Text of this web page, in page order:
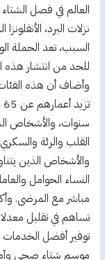
العالم في فصل
نزلات البرد،
السبب، تعد الحملة
للحد من انتشار هذه
وأضاف أن هذه
سنوات، والأشخاص
القلب والرئة
والأشخاص الذين
النساء الحوامل
مباشر مع المرضى.
تساهم في تقليل
توفير أفضل الخدمات
موسم شتاء صحي